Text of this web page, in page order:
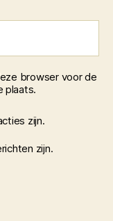
browser voor de
plaats.
zijn.
zijn.